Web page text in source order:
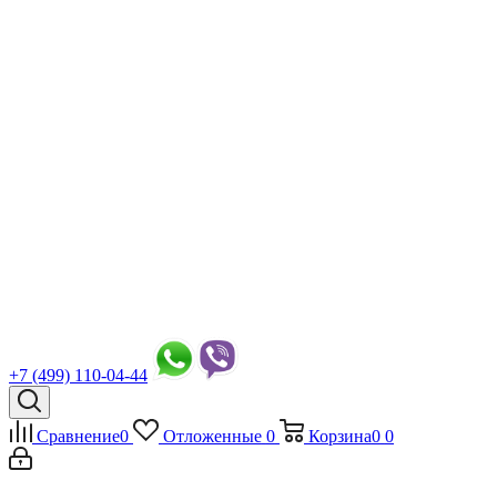
+7 (499) 110-04-44
Сравнение0 Отложенные 0 Корзина0 0